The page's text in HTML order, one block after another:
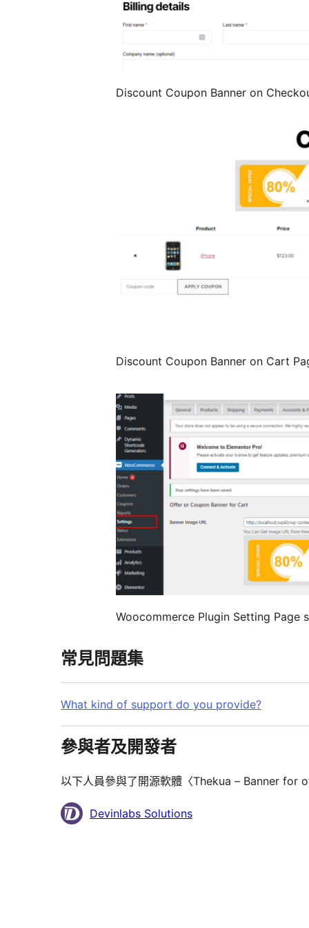
Discount Coupon Banner on
Discount Coupon Banner on Cart
Woocommerce Plugin Setting Page
常見問題集
What kind of support do you provide?
參與者及開發者
以下人員參與了開源軟體〈Thekua – Banner for
參
Devinlabs Solutions